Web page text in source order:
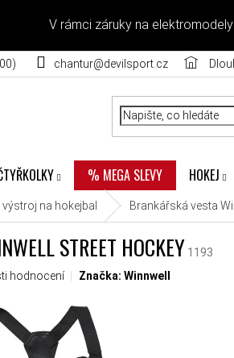
V rámci záruky na
chantur@devilsport.cz
% MEGA SLEVY HOKEJ
na hokejbal Brankářská vesta
STREET HOCKEY 1193
je 0,0 z 5 hvězdiček.
hodnocení Značka: Winnwell